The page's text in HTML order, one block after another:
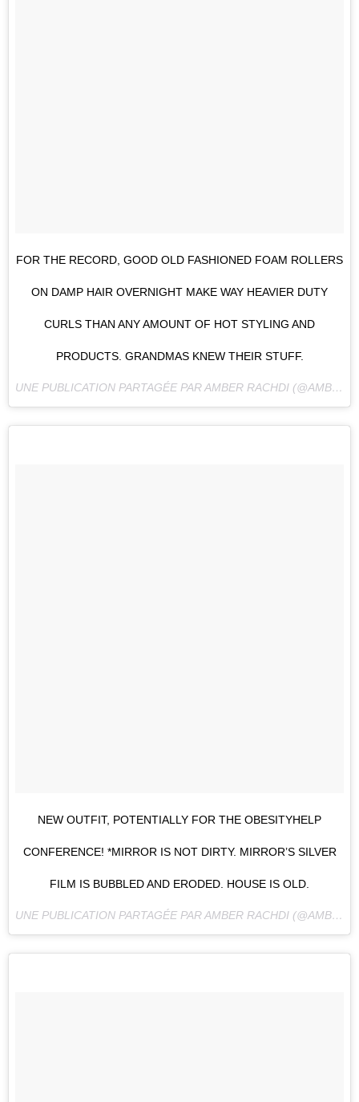
FOR THE RECORD, GOOD OLD FASHIONED FOAM ROLLERS
ON DAMP HAIR OVERNIGHT MAKE WAY HEAVIER DUTY
CURLS THAN ANY AMOUNT OF HOT STYLING AND
PRODUCTS. GRANDMAS KNEW THEIR STUFF.
UNE PUBLICATION PARTAGÉE PAR AMBER RACHDI (@AMBERRACHDI) LE
NEW OUTFIT, POTENTIALLY FOR THE OBESITYHELP
CONFERENCE! *MIRROR IS NOT DIRTY. MIRROR’S SILVER
FILM IS BUBBLED AND ERODED. HOUSE IS OLD.
UNE PUBLICATION PARTAGÉE PAR AMBER RACHDI (@AMBERRACHDI) LE